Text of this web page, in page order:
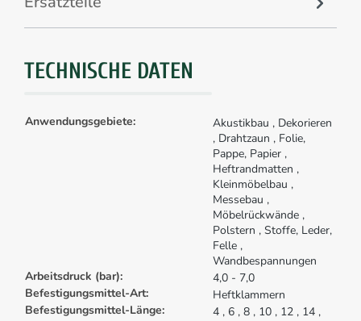
TECHNISCHE DATEN
Anwendungsgebiete: Akustikbau , Dekorieren
, Drahtzaun , Folie,
Pappe, Papier ,
Heftrandmatten ,
Kleinmöbelbau ,
Messebau ,
Möbelrückwände ,
Polstern , Stoffe, Leder,
Felle ,
Wandbespannungen
Arbeitsdruck (bar):
4,0 - 7,0
Befestigungsmittel-Art:
Heftklammern
Befestigungsmittel-Länge:
4 , 6 , 8 , 10 , 12 , 14 ,